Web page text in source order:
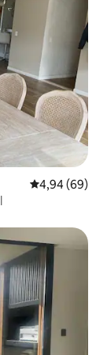
4,94 av 5 i
4,94 (69)